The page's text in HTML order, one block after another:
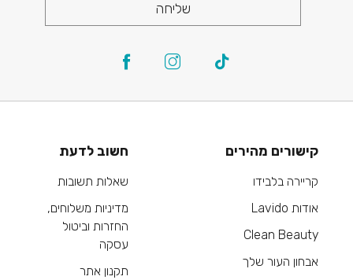
שליחה
קישורים מהירים
קריירה בלבידו
אודות Lavido
Clean Beauty
אבחון העור שלך
חשוב לדעת
שאלות תשובות
מדיניות משלוחים,
החזרות וביטול
עסקה
תקנון אתר